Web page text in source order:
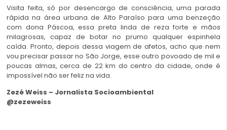
Visita feita, só por desencargo de consciência, uma parada
rápida na área urbana de Alto Paraíso para uma benzeção
com dona Páscoa, essa preta linda de reza forte e mãos
milagrosas, capaz de botar no prumo qualquer espinhela
caída. Pronto, depois dessa viagem de afetos, acho que nem
vou precisar passar no São Jorge, esse outro povoado de mil e
poucas almas, cerca de 22 km do centro da cidade, onde é
impossível não ser feliz na vida.
Zezé Weiss – Jornalista Socioambiental
@zezeweiss